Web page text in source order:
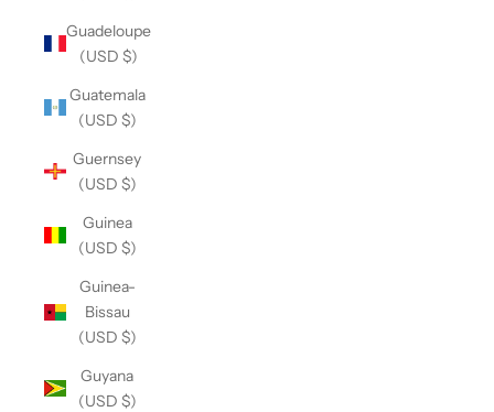
Guadeloupe
(USD $)
Guatemala
(USD $)
Guernsey
(USD $)
Guinea
(USD $)
Guinea-
Bissau
(USD $)
Guyana
(USD $)